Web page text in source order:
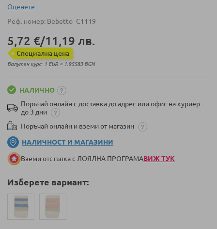
галерия
снимки
Оценeте
Реф. номер Bebetto_C1119
5,72 €/11,19 лв.
Специална цена
Валутен курс: 1 EUR = 1.95583 BGN
НАЛИЧНО
Поръчай онлайн с доставка до адрес или офис на куриер -
до 3 дни
Поръчай онлайн и вземи от магазин
НАЛИЧНОСТ И МАГАЗИНИ
Вземи отстъпка с ЛОЯЛНА ПРОГРАМАВИЖ ТУК
Изберете вариант: